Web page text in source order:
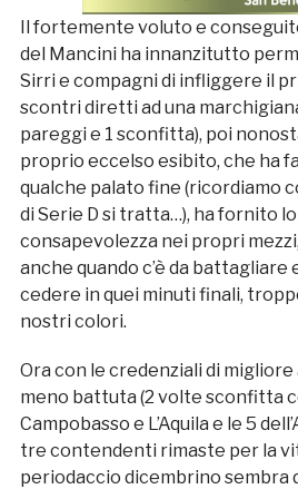
Il fortemente voluto e
del Mancini ha innanzitutto
Sirri e compagni di infliggere il
scontri diretti ad una
pareggi e 1 sconfitta), poi
proprio eccelso esibito, che ha
qualche palato fine (ricordiamo
di Serie D si tratta…), ha fornito
consapevolezza nei propri
anche quando c’è da
cedere in quei minuti finali,
nostri colori.
Ora con le credenziali di
meno battuta (2 volte sconfitta
Campobasso e L’Aquila e le 5
tre contendenti rimaste per la
periodaccio dicembrino sembra